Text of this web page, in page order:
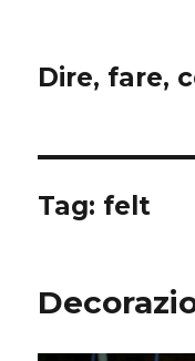
Dire, fare,
Tag: felt